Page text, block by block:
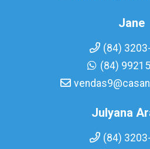
Jane
(84)
(84)
Julyana
(84)